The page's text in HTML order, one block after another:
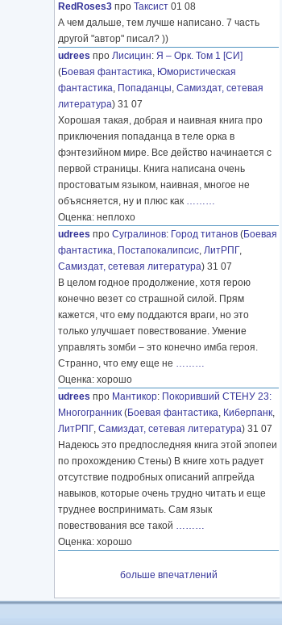
RedRoses3 про Таксист 01 08
А чем дальше, тем лучше написано. 7 часть
другой "автор" писал? ))
udrees про Лисицин: Я – Орк. Том 1 [СИ]
(Боевая фантастика, Юмористическая
фантастика, Попаданцы, Самиздат, сетевая
литература) 31 07
Хорошая такая, добрая и наивная книга про
приключения попаданца в теле орка в
фэнтезийном мире. Все действо начинается с
первой страницы. Книга написана очень
простоватым языком, наивная, многое не
объясняется, ну и плюс как ………
Оценка: неплохо
udrees про Сугралинов: Город титанов (Боевая
фантастика, Постапокалипсис, ЛитРПГ,
Самиздат, сетевая литература) 31 07
В целом годное продолжение, хотя герою
конечно везет со страшной силой. Прям
кажется, что ему поддаются враги, но это
только улучшает повествование. Умение
управлять зомби – это конечно имба героя.
Странно, что ему еще не ………
Оценка: хорошо
udrees про Мантикор: Покоривший СТЕНУ 23:
Многогранник (Боевая фантастика, Киберпанк,
ЛитРПГ, Самиздат, сетевая литература) 31 07
Надеюсь это предпоследняя книга этой эпопеи
по прохождению Стены) В книге хоть радует
отсутствие подробных описаний апгрейда
навыков, которые очень трудно читать и еще
труднее воспринимать. Сам язык
повествования все такой ………
Оценка: хорошо
больше впечатлений